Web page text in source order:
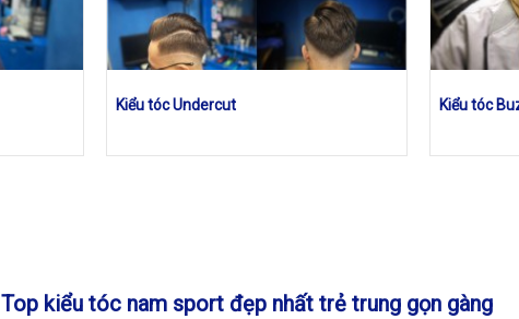
Kiểu tóc Undercut Kiểu tóc
Top kiểu tóc nam sport đẹp nhất trẻ trung gọn gàng